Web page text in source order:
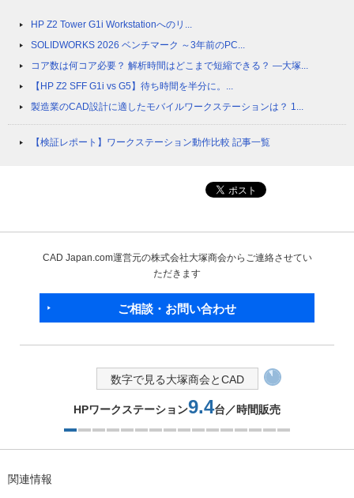
HP Z2 Tower G1i Workstationへのリ...
SOLIDWORKS 2026 ベンチマーク ～3年前のPC...
コア数は何コア必要？ 解析時間はどこまで短縮できる？ ―大塚...
【HP Z2 SFF G1i vs G5】待ち時間を半分に。...
製造業のCAD設計に適したモバイルワークステーションは？ 1...
【検証レポート】ワークステーション動作比較 記事一覧
CAD Japan.com運営元の株式会社大塚商会からご連絡させてい
ただきます
ご相談・お問い合わせ
数字で見る大塚商会とCAD
HPワークステーション9.4台／時間販売
関連情報